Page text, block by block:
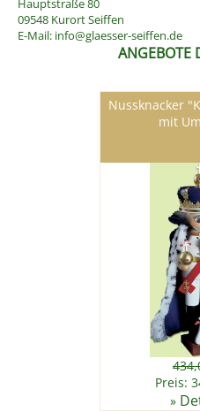
Hauptstraße 80
09548 Kurort Seiffen
E-Mail: info@glaesser-seiffen.de
ANGEBOTE
Nussknacker
mit
Preis:
»